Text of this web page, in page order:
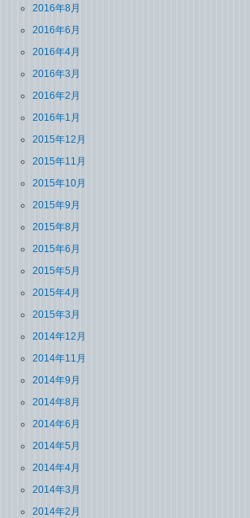
2016年8月
2016年6月
2016年4月
2016年3月
2016年2月
2016年1月
2015年12月
2015年11月
2015年10月
2015年9月
2015年8月
2015年6月
2015年5月
2015年4月
2015年3月
2014年12月
2014年11月
2014年9月
2014年8月
2014年6月
2014年5月
2014年4月
2014年3月
2014年2月